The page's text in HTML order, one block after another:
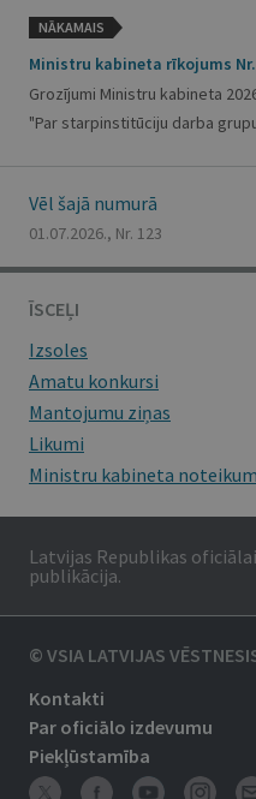
NĀKAMAIS
Ministru kabineta rīkojums Nr.
Grozījumi Ministru kabineta
"Par starpinstitūciju darba
Vēl šajā numurā
01.07.2026., Nr. 123
ĪSCEĻI
Izsoles
Amatu konkursi
Mantojumu ziņas
Likumi
Ministru kabineta
Latvijas Republikas
publikācija.
© VSIA LATVIJAS
Kontakti
Par oficiālo izdevumu
Piekļūstamība